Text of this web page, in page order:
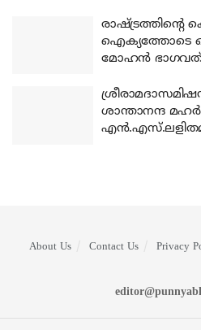
രാഷ്ട്രത്തിന്റെ
ഐക്യത്തോടെ
മോഹന്‍
ശാന്താനന്ദ
About Us Contact Us Privacy